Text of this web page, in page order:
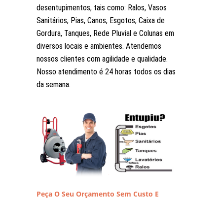
desentupimentos, tais como: Ralos, Vasos
Sanitários, Pias, Canos, Esgotos, Caixa de
Gordura, Tanques, Rede Pluvial e Colunas em
diversos locais e ambientes. Atendemos
nossos clientes com agilidade e qualidade.
Nosso atendimento é 24 horas todos os dias
da semana.
Peça O Seu Orçamento Sem Custo E